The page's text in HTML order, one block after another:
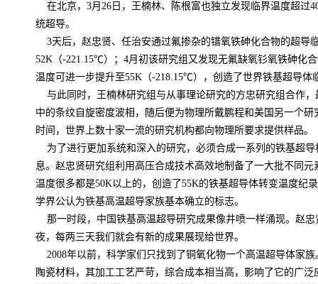
在北京， 3月 26 日，王楠林、陈根富也独立发现临界温度超过
统超导。
3天后，赵忠贤、任治安通过氟掺杂的镨氧铁砷化合物的超导
52K （-221.15℃）； 4月初该研究组又发现无氟缺氧钐氧铁砷化
温度可进一步提升至55K （-218.15℃），创造了世界铁基超导体
与此同时，王楠林研究组与从事理论研究的方忠研究组合作
中的条纹自旋密度波相，随后便为物理所戴鹏程和美国另一个
时间，世界上数十家一流的研究机构都向物理所要求提供样品。
为了进行更加系统和深入的研究，必须合成一系列的铁基超
息。赵忠贤研究组利用高压合成技术高效地制备了一大批不同
温度很多都是50K以上的，创造了55K的铁基超导体转变温度纪
学界公认为铁基高温超导家族基本确立的标志。
那一时段，中国铁基高温超导研究成果像井喷一样涌现。赵
夜，每两三天我们就会有新的成果展现给世界。
2008年以前，科学家们只找到了铜氧化物一个高温超导体家
陶瓷材料，其加工工艺严苛，综合成本相当高，影响了它的广